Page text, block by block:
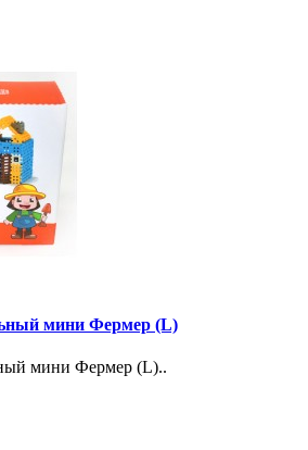
мини Фермер (L)
мини Фермер (L)..